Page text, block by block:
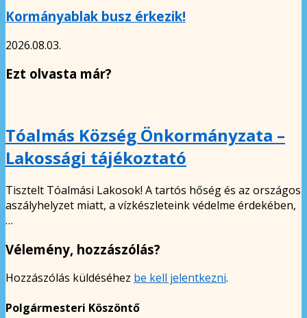
Kormányablak busz érkezik!
2026.08.03.
Ezt olvasta már?
Tóalmás Község Önkormányzata –
Lakossági tájékoztató
Tisztelt Tóalmási Lakosok! A tartós hőség és az országos
aszályhelyzet miatt, a vízkészleteink védelme érdekében,
…
Vélemény, hozzászólás?
Hozzászólás küldéséhez be kell jelentkezni.
Polgármesteri Köszöntő